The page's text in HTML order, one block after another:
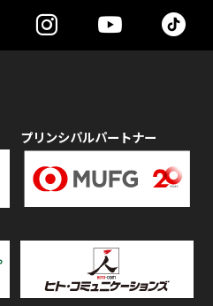
プリンシパルパートナー